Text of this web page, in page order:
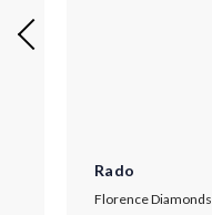
Rado
Florence Diamonds